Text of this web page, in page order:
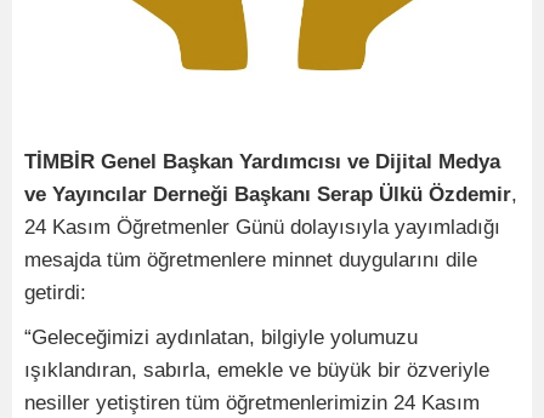
TİMBİR Genel Başkan Yardımcısı ve Dijital Medya
ve Yayıncılar Derneği Başkanı Serap Ülkü Özdemir,
24 Kasım Öğretmenler Günü dolayısıyla yayımladığı
mesajda tüm öğretmenlere minnet duygularını dile
getirdi:
“Geleceğimizi aydınlatan, bilgiyle yolumuzu
ışıklandıran, sabırla, emekle ve büyük bir özveriyle
nesiller yetiştiren tüm öğretmenlerimizin 24 Kasım